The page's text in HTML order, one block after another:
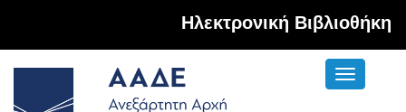
Hλεκτρονική Βιβλιοθήκη
Toggle